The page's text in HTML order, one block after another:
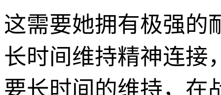
这需要她拥有极强的
长时间维持精神连接
要长时间的维持，在